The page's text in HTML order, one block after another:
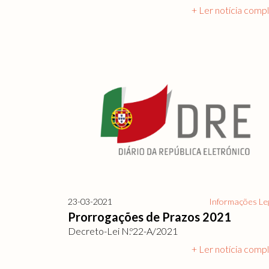
+ Ler notícia
23-03-2021 Informações
Prorrogações de Prazos 2021
Decreto-Lei N.º22-A/2021
+ Ler notícia